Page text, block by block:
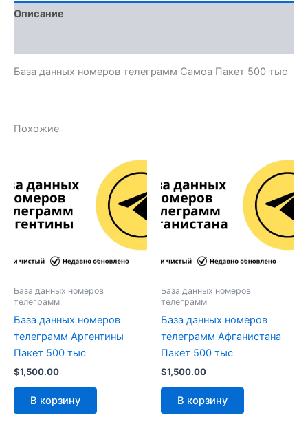
Описание
База данных номеров телеграмм Самоа Пакет 500 тыс
Похожие
База данных номеров
телеграмм
База данных номеров
телеграмм Аргентины
Пакет 500 тыс
$1,500.00
В корзину
База данных номеров
телеграмм
База данных номеров
телеграмм Афганистана
Пакет 500 тыс
$1,500.00
В корзину